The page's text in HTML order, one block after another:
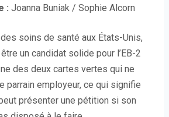
: Joanna Buniak / Sophie Alcorn(
u
v
e
d
soins de santé aux États-Unis,
un candidat solide pour l’EB-2
des deux cartes vertes qui ne
parrain employeur, ce qui signifie
présenter une pétition si son